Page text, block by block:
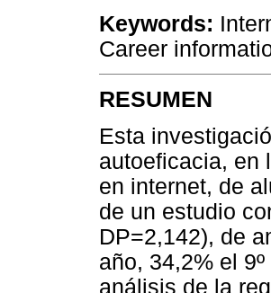
Keywords:
Career
RESUMEN
Esta
autoeficacia, en
en internet, de
de un estudio
DP=2,142), de
año, 34,2% el
análisis de la